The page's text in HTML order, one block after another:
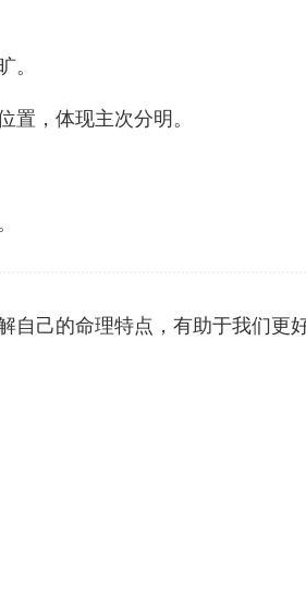
。
置，体现主次分明。
自己的命理特点，有助于我们更